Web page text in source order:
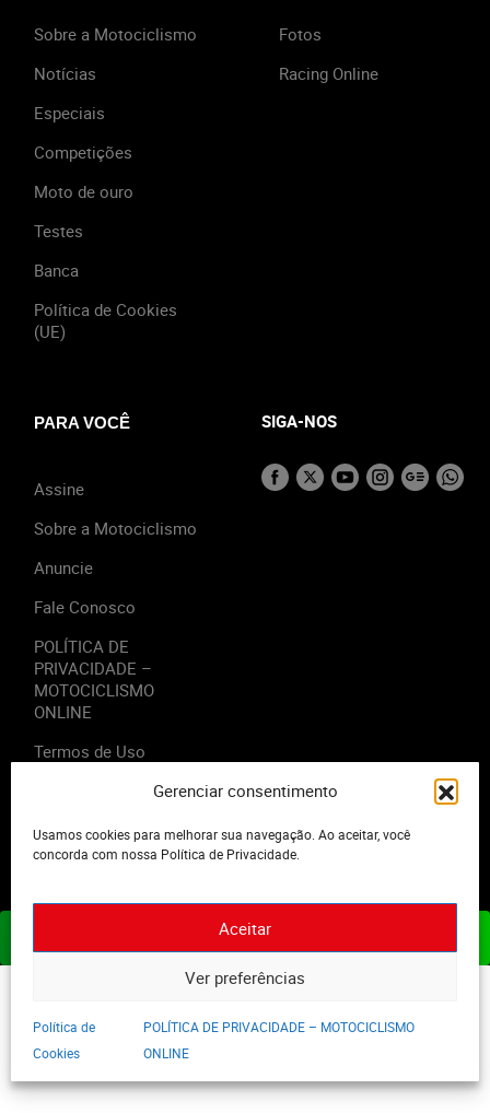
Gerenciar consentimento
Usamos cookies para melhorar sua navegação. Ao aceitar, você
concorda com nossa Política de Privacidade.
Aceitar
Ver preferências
Política de
Cookies
POLÍTICA DE PRIVACIDADE – MOTOCICLISMO
ONLINE
Sobre a Motociclismo
Notícias
Especiais
Competições
Moto de ouro
Testes
Banca
Política de Cookies
(UE)
Fotos
Racing Online
PARA VOCÊ
Assine
Sobre a Motociclismo
Anuncie
Fale Conosco
POLÍTICA DE
PRIVACIDADE –
MOTOCICLISMO
ONLINE
Termos de Uso
SIGA-NOS
2023 - Editora Motor Midia. Todos os direitos reservados.
ASSINE JÁ